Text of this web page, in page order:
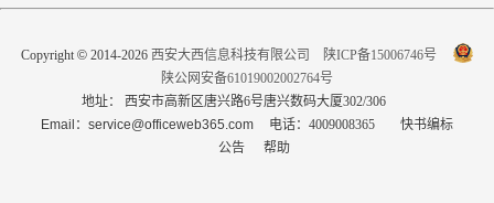
Copyright © 2014-2026 西安大西信息科技有限公司
陕ICP备15006746号
陕公网安备61019002002764号
地址： 西安市高新区唐兴路6号唐兴数码大厦302/306
Email：service@officeweb365.com
电话：4009008365
快书编标
公告
帮助